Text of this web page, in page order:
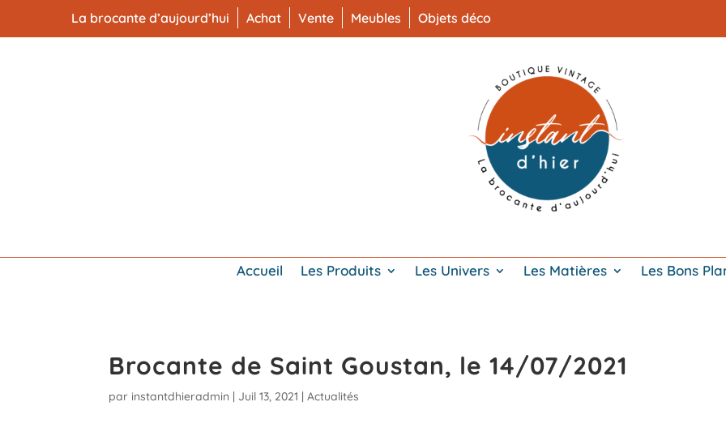
La brocante d’aujourd’hui Achat Vente Meubles Objets déco
Accueil Les Produits Les Univers Les Matières Les Bons
Brocante de Saint Goustan, le 14/07/2021
par instantdhieradmin | Juil 13, 2021 |Actualités